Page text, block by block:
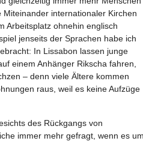
Miteinander internationaler Kirchen
Arbeitsplatz ohnehin englisch
jenseits der Sprachen habe ich
In Lissabon lassen junge
einem Anhänger Rikscha fahren,
– denn viele Ältere kommen
raus, weil es keine Aufzüge
des Rückgangs von
immer mehr gefragt, wenn es